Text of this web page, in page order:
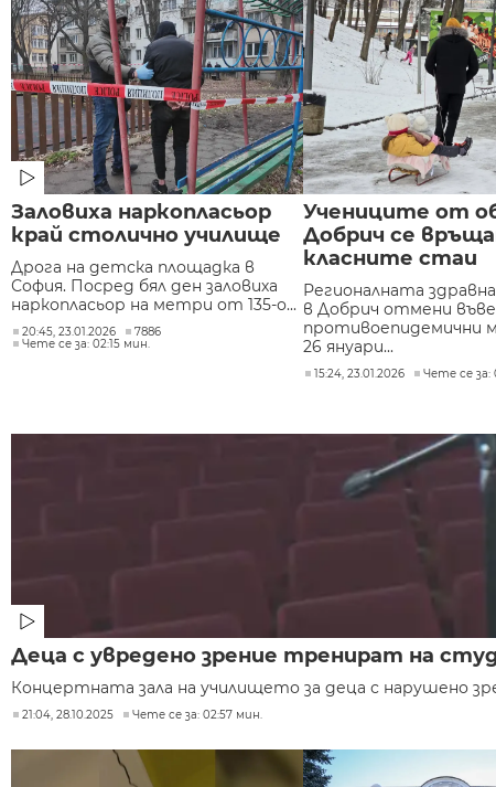
Заловиха наркопласьор
край столично училище
Дрога на детска площадка в
София. Посред бял ден заловиха
наркопласьор на метри от 135-о...
20:45, 23.01.2026
7886
Чете се за: 02:15 мин.
Учениците от
Добрич се
класните стаи
Регионалната
в Добрич отмени
противоепидемични
26 януари...
15:24, 23.01.2026 Чете се за:
Деца с увредено зрение тренират на
Концертната зала на училището за деца с нарушено
21:04, 28.10.2025 Чете се за: 02:57 мин.